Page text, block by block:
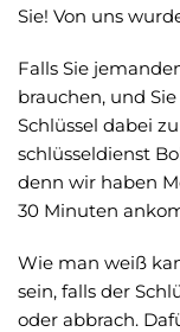
Sie! Von uns
Falls Sie
brauchen, und
Schlüssel dabei
schlüsseldienst
denn wir haben
30 Minuten
Wie man weiß
sein, falls der
oder abbrach.